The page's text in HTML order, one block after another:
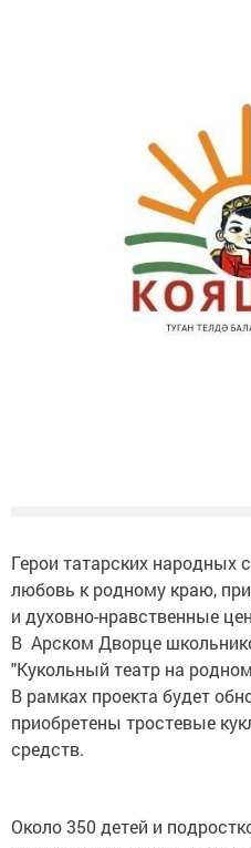
Герои татарских народных
любовь к родному краю,
и духовно-нравственные
В Арском Дворце
"Кукольный театр на
В рамках проекта будет
приобретены тростевые
средств.
Около 350 детей и